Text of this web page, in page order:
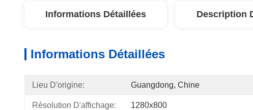
Informations Détaillées Description
Informations Détaillées
Lieu D'origine: Guangdong, Chine
Résolution D'affichage: 1280x800